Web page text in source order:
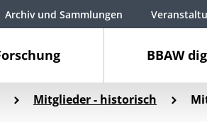
BBAW
Archiv und Sammlungen
Mitglieder - historisch